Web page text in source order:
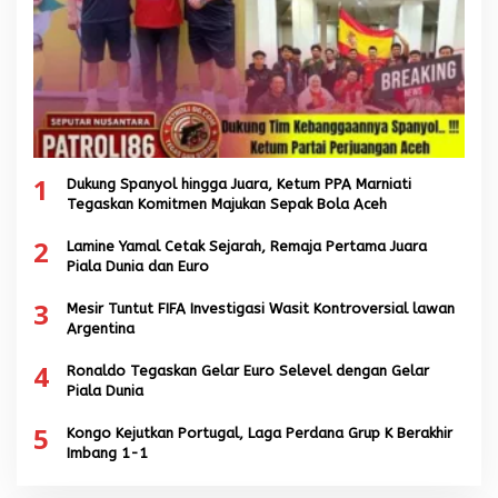
1
Dukung Spanyol hingga Juara, Ketum PPA Marniati
Tegaskan Komitmen Majukan Sepak Bola Aceh
2
Lamine Yamal Cetak Sejarah, Remaja Pertama Juara
Piala Dunia dan Euro
3
Mesir Tuntut FIFA Investigasi Wasit Kontroversial lawan
Argentina
4
Ronaldo Tegaskan Gelar Euro Selevel dengan Gelar
Piala Dunia
5
Kongo Kejutkan Portugal, Laga Perdana Grup K Berakhir
Imbang 1-1